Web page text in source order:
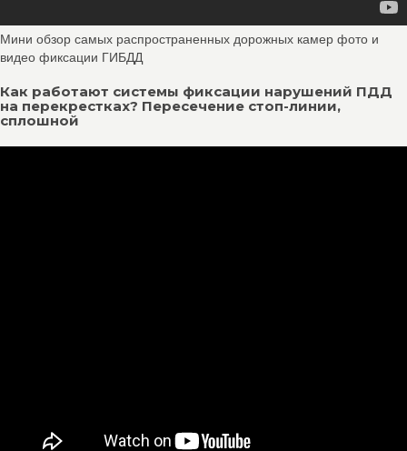
Мини обзор самых распространенных дорожных камер фото и
видео фиксации ГИБДД
Как работают системы фиксации нарушений ПДД
на перекрестках? Пересечение стоп-линии,
сплошной